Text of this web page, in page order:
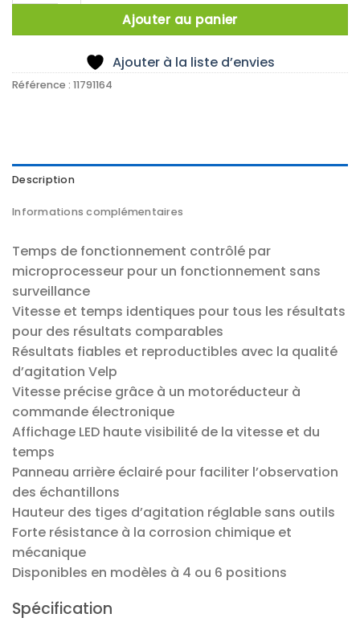
Ajouter au panier
Ajouter à la liste d’envies
Référence : 11791164
Description
Informations complémentaires
Temps de fonctionnement contrôlé par
microprocesseur pour un fonctionnement sans
surveillance
Vitesse et temps identiques pour tous les résultats
pour des résultats comparables
Résultats fiables et reproductibles avec la qualité
d’agitation Velp
Vitesse précise grâce à un motoréducteur à
commande électronique
Affichage LED haute visibilité de la vitesse et du
temps
Panneau arrière éclairé pour faciliter l’observation
des échantillons
Hauteur des tiges d’agitation réglable sans outils
Forte résistance à la corrosion chimique et
mécanique
Disponibles en modèles à 4 ou 6 positions
Spécification